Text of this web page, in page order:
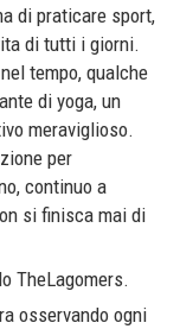
di praticare sport,
di tutti i giorni.
tempo, qualche
di yoga, un
meraviglioso.
per
continuo a
si finisca mai di
TheLagomers.
osservando ogni